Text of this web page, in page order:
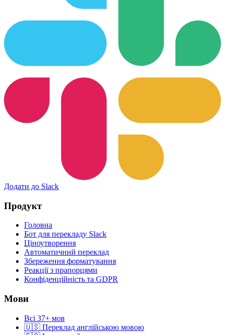
Додати до Slack
Продукт
Головна
Бот для перекладу Slack
Ціноутворення
Автоматичний переклад
Збереження форматування
Реакції з прапорцями
Конфіденційність та GDPR
Мови
Всі 37+ мов
🇺🇸 Переклад англійською мовою